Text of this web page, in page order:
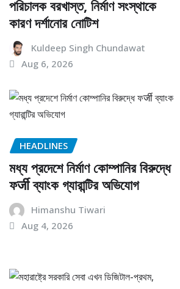
পরিচালক বরখাস্ত, নির্মাণ সংস্থাকে
কারণ দর্শানোর নোটিশ
Kuldeep Singh Chundawat
Aug 6, 2026
HEADLINES
মধ্য প্রদেশে নির্মাণ কোম্পানির বিরুদ্ধে
ফर्जी ব্যাংক গ্যারান্টির অভিযোগ
Himanshu Tiwari
Aug 4, 2026